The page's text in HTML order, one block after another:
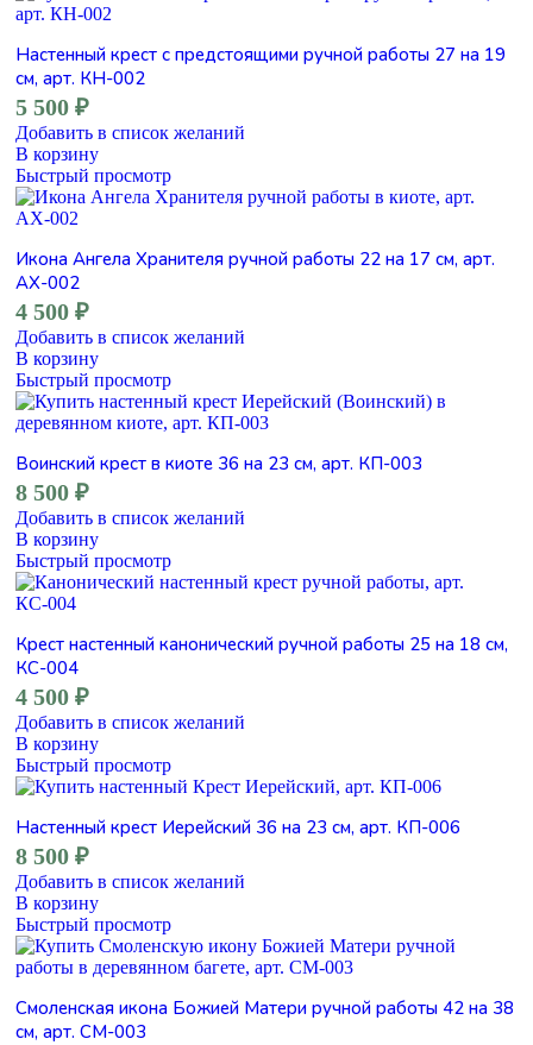
Настенный крест с предстоящими ручной работы 27 на 19
см, арт. КН-002
5 500 ₽
Добавить в список желаний
В корзину
Быстрый просмотр
Икона Ангела Хранителя ручной работы 22 на 17 см, арт.
АХ-002
4 500 ₽
Добавить в список желаний
В корзину
Быстрый просмотр
Воинский крест в киоте 36 на 23 см, арт. КП-003
8 500 ₽
Добавить в список желаний
В корзину
Быстрый просмотр
Крест настенный канонический ручной работы 25 на 18 см,
КС-004
4 500 ₽
Добавить в список желаний
В корзину
Быстрый просмотр
Настенный крест Иерейский 36 на 23 см, арт. КП-006
8 500 ₽
Добавить в список желаний
В корзину
Быстрый просмотр
Смоленская икона Божией Матери ручной работы 42 на 38
см, арт. СМ-003